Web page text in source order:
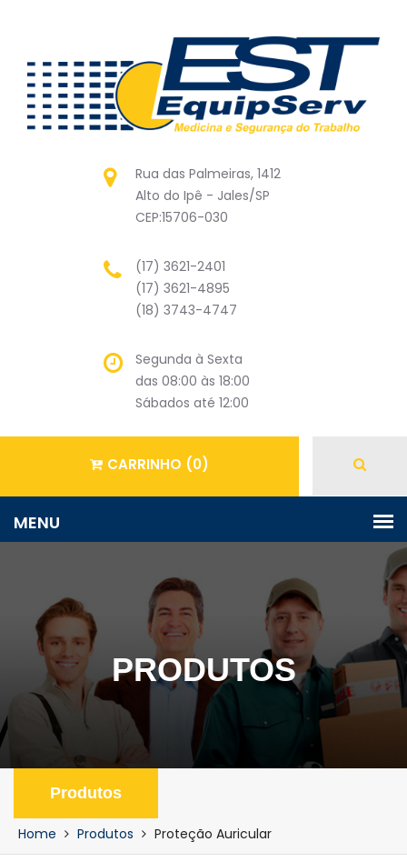
Rua das Palmeiras, 1412
Alto do Ipê - Jales/SP
CEP:15706-030
(17) 3621-2401
(17) 3621-4895
(18) 3743-4747
Segunda à Sexta
das 08:00 às 18:00
Sábados até 12:00
CARRINHO (0)
PRODUTOS
Produtos
Home Produtos Proteção Auricular